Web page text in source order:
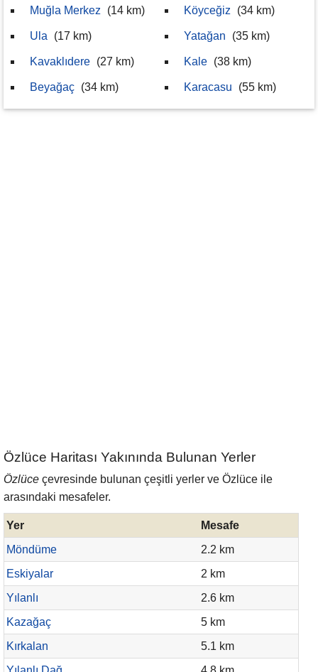
Muğla Merkez (14 km)
Ula (17 km)
Kavaklıdere (27 km)
Beyağaç (34 km)
Köyceğiz (34 km)
Yatağan (35 km)
Kale (38 km)
Karacasu (55 km)
Özlüce Haritası Yakınında Bulunan Yerler
Özlüce çevresinde bulunan çeşitli yerler ve Özlüce ile
arasındaki mesafeler.
Yer
Mesafe
Möndüme
2.2 km
Eskiyalar
2 km
Yılanlı
2.6 km
Kazağaç
5 km
Kırkalan
5.1 km